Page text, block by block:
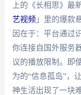
上的《长相思》最
艺视频 」里的爆款
因在于：平台通过
你连接自国外服务
议的播放限制。即
为的“信息孤岛”，
神生活出现了一块